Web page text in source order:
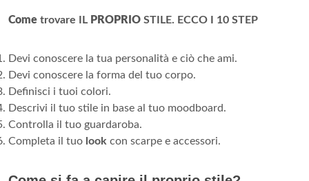
Come trovare IL PROPRIO STILE. ECCO I 10 STEP
Devi conoscere la tua personalità e ciò che ami.
Devi conoscere la forma del tuo corpo.
Definisci i tuoi colori.
Descrivi il tuo stile in base al tuo moodboard.
Controlla il tuo guardaroba.
Completa il tuo look con scarpe e accessori.